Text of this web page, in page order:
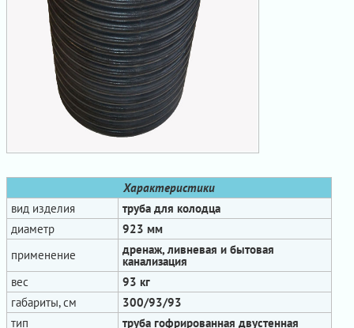
Характеристики
вид изделия
труба для колодца
диаметр
923 мм
применение
дренаж, ливневая и бытовая
канализация
вес
93 кг
габариты, см
300/93/93
тип
труба гофрированная двустенная